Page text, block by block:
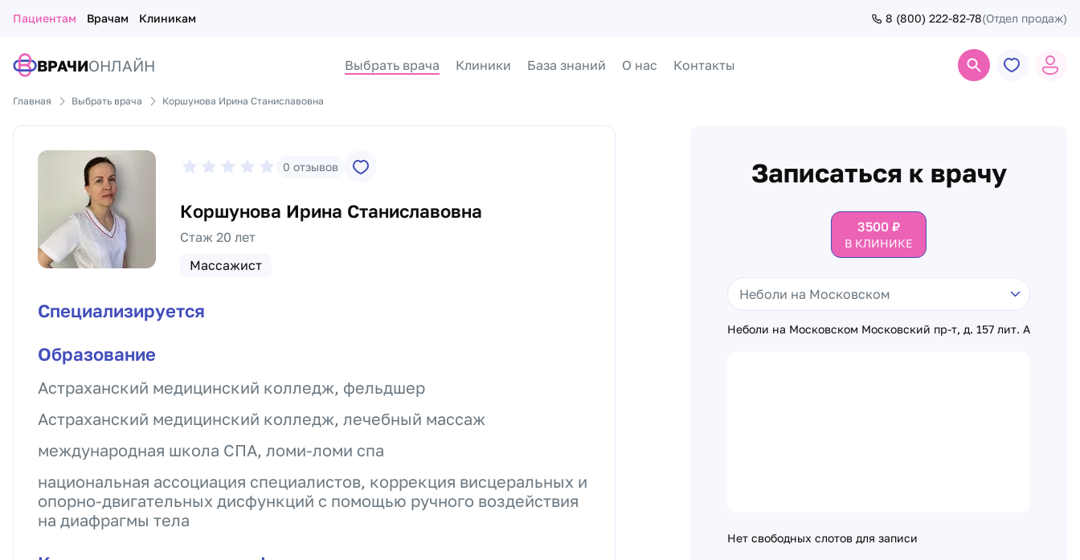
Пациентам Врачам Клиникам 8 (800) 222-82-78(Отдел продаж)
ВРАЧИОНЛАЙН Выбрать врача Клиники База знаний О нас Контакты
Главная Выбрать врача Коршунова Ирина Станиславовна
0 отзывов
Коршунова Ирина Станиславовна
Стаж 20 лет
Массажист
Специализируется
Образование
Астраханский медицинский колледж, фельдшер
Астраханский медицинский колледж, лечебный массаж
международная школа СПА, ломи-ломи спа
национальная ассоциация специалистов, коррекция висцеральных и
опорно-двигательных дисфункций с помощью ручного воздействия
на диафрагмы тела
Записаться к врачу
3500₽
В КЛИНИКЕ
Неболи на Московском Московский пр-т, д. 157 лит. А
Нет свободных слотов для записи